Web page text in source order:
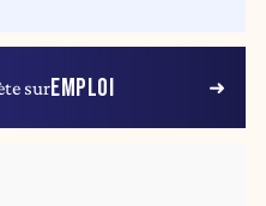
surEMPLOI